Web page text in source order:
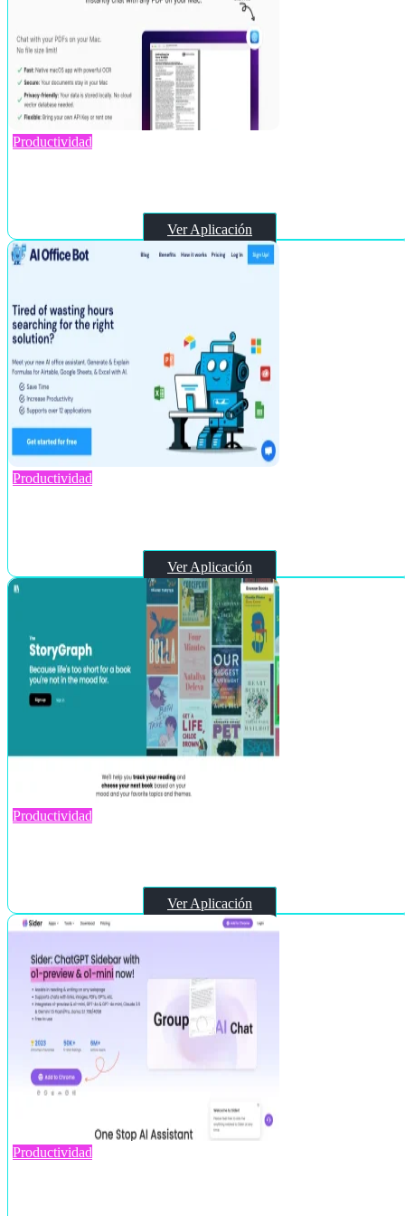
Productividad
Ver Aplicación
Productividad
Ver Aplicación
Productividad
Ver Aplicación
Productividad